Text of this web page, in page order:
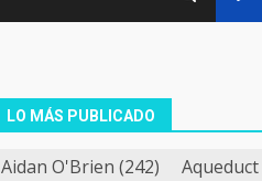
LO MÁS PUBLICADO
Aidan O'Brien (242) Aqueduct